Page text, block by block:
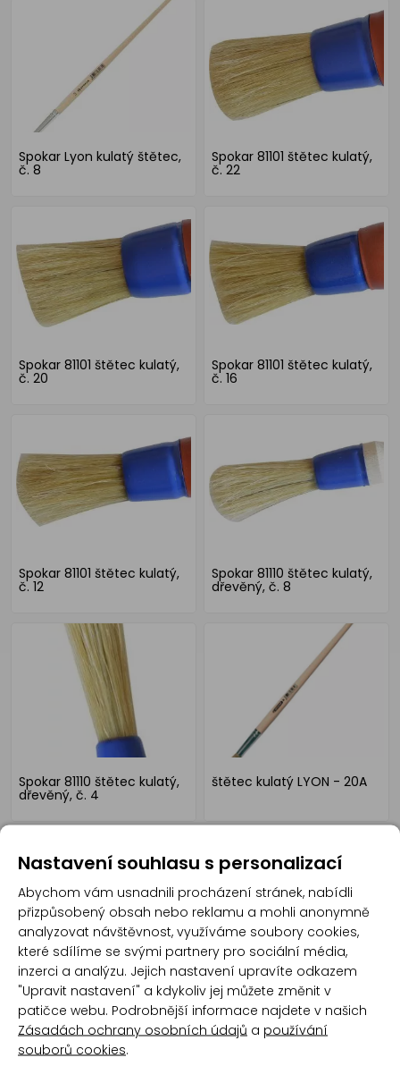
Spokar Lyon kulatý štětec,
č. 8
Spokar 81101 štětec kulatý,
č. 22
Spokar 81101 štětec kulatý,
č. 20
Spokar 81101 štětec kulatý,
č. 16
Spokar 81101 štětec kulatý,
č. 12
Spokar 81110 štětec kulatý,
dřevěný, č. 8
Spokar 81110 štětec kulatý,
dřevěný, č. 4
štětec kulatý LYON - 20A
štětec kulatý LYON - 16A štětec kulatý LYON - 12A
Nastavení souhlasu s personalizací
Abychom vám usnadnili procházení stránek, nabídli
přizpůsobený obsah nebo reklamu a mohli anonymně
analyzovat návštěvnost, využíváme soubory cookies,
které sdílíme se svými partnery pro sociální média,
inzerci a analýzu. Jejich nastavení upravíte odkazem
"Upravit nastavení" a kdykoliv jej můžete změnit v
patičce webu. Podrobnější informace najdete v našich
Zásadách ochrany osobních údajů a používání
souborů cookies.